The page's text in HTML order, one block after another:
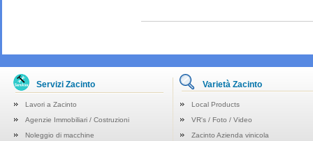
Servizi Zacinto Varietà Zacinto
Lavori a Zacinto
Local Products
Agenzie Immobiliari / Costruzioni
VR's / Foto / Video
Noleggio di macchine
Zacinto Azienda vinicola